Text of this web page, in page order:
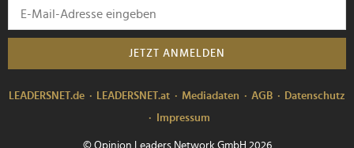
JETZT ANMELDEN
LEADERSNET.de LEADERSNET.at Mediadaten AGB
Datenschutz
Impressum